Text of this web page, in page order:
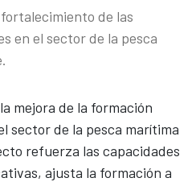
de las
en el sector de la pesca
mejora de la formación
sector de la pesca marítima
refuerza las capacidades
ajusta la formación a